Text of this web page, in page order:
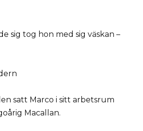
sig tog hon med sig väskan –
satt Marco i sitt arbetsrum
Macallan.